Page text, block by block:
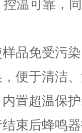
温可靠，
品免受污
便于清洁
置超温保
束后蜂鸣